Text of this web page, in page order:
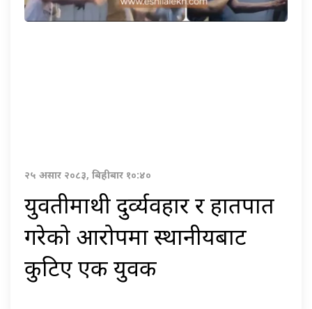
२५ असार २०८३, बिहीबार १०:४०
युवतीमाथी दुर्व्यवहार र हातपात
गरेको आरोपमा स्थानीयबाट
कुटिए एक युवक